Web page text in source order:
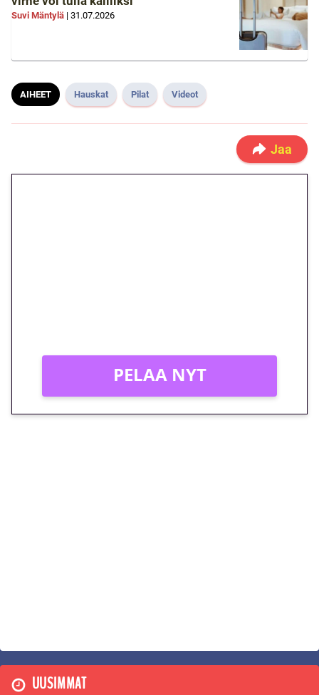
Suvi Mäntylä | 31.07.2026
AIHEET Hauskat Pilat Videot
Jaa
PELAA NYT
UUSIMMAT